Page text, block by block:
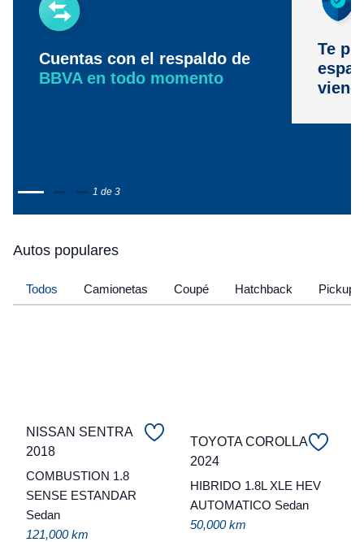
Cuentas con el respaldo de
BBVA en todo momento
Te
1 de 3
Autos populares
Todos Camionetas Coupé Hatchback Pickup
NISSAN SENTRA
2018
COMBUSTION 1.8
SENSE ESTANDAR
Sedan
121,000 km
TOYOTA COROLLA
2024
HIBRIDO 1.8L XLE HEV
AUTOMATICO Sedan
50,000 km